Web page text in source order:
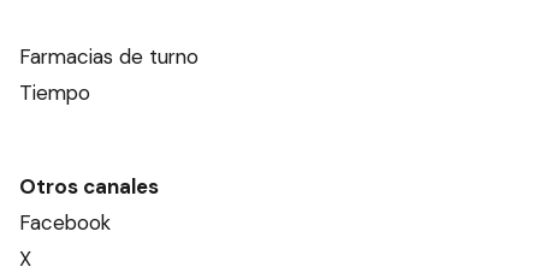
Farmacias de turno
Tiempo
Otros canales
Facebook
X